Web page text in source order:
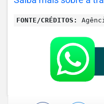
FONTE/CRÉDITOS: